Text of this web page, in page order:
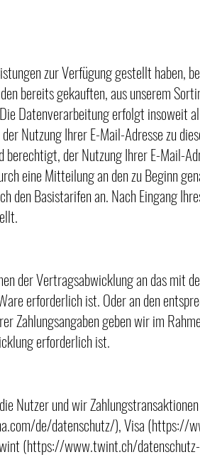
zur Verfügung gestellt haben,
bereits gekauften, aus unserem
Datenverarbeitung erfolgt insoweit
Nutzung Ihrer E-Mail-Adresse zu
der Nutzung Ihrer E-Mail-
eine Mitteilung an den zu Beginn
Basistarifen an. Nach Eingang
der Vertragsabwicklung an das mit
erforderlich ist. Oder an den
Zahlungsangaben geben wir im
erforderlich ist.
Nutzer und wir
de/datenschutz/),Visa (https://
(https://www.twint.ch/